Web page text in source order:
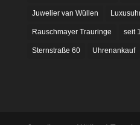
Juwelier van Wüllen
Rauschmayer Trauringe seit
Sternstraße 60 Uhrenankauf